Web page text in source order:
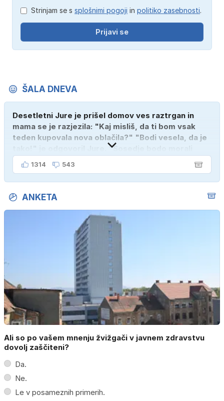
Strinjam se s splošnimi pogoji in politiko zasebnosti.
Prijavi se
ŠALA DNEVA
Desetletni Jure je prišel domov ves raztrgan in
mama se je razjezila: "Kaj misliš, da ti bom vsak
teden kupovala nova oblačila?" "Bodi vesela, da je
tako!" je odgovoril Jure. "Sosedje bodo morali
kupiti novega sina, tako sem ga prebutal!"
1314 543
ANKETA
Ali so po vašem mnenju žvižgači v javnem zdravstvu
dovolj zaščiteni?
Da.
Ne.
Le v posameznih primerih.